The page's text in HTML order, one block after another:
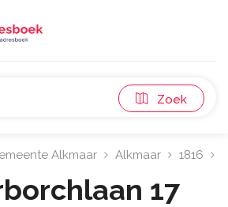
Zoek
Alkmaar Alkmaar 1816
17